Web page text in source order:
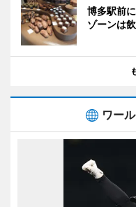
博多駅前
ゾーンは
ワー